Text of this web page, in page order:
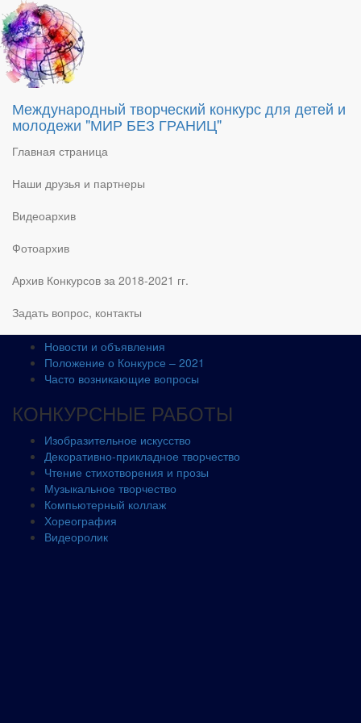
Международный творческий конкурс для детей и
молодежи "МИР БЕЗ ГРАНИЦ"
Главная страница
Наши друзья и партнеры
Видеоархив
Фотоархив
Архив Конкурсов за 2018-2021 гг.
Задать вопрос, контакты
http://old.mir-bezgranic.ru/wp-content/uploads/2018/09/
Безымянныйcropped-.png
Об авторе
Оргкомитет конкурса
ПОИСК ПО САЙТУ
Найти:
КОНКУРС – 2021
Новости и объявления
Положение о Конкурсе – 2021
Часто возникающие вопросы
КОНКУРСНЫЕ РАБОТЫ
Изобразительное искусство
Декоративно-прикладное творчество
Чтение стихотворения и прозы
Музыкальное творчество
Компьютерный коллаж
Хореография
Видеоролик